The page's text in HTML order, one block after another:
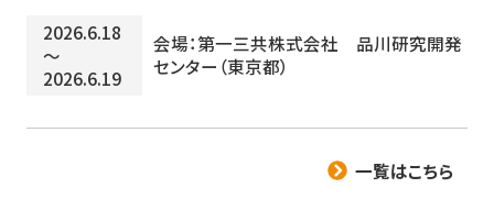
2026.6.18
～
2026.6.19
会場：第一三共株式会社 品川研究開発
センター（東京都）
一覧はこちら